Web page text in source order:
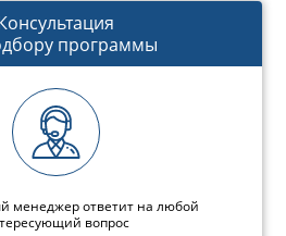
программы
менеджер ответит на любой
вопрос